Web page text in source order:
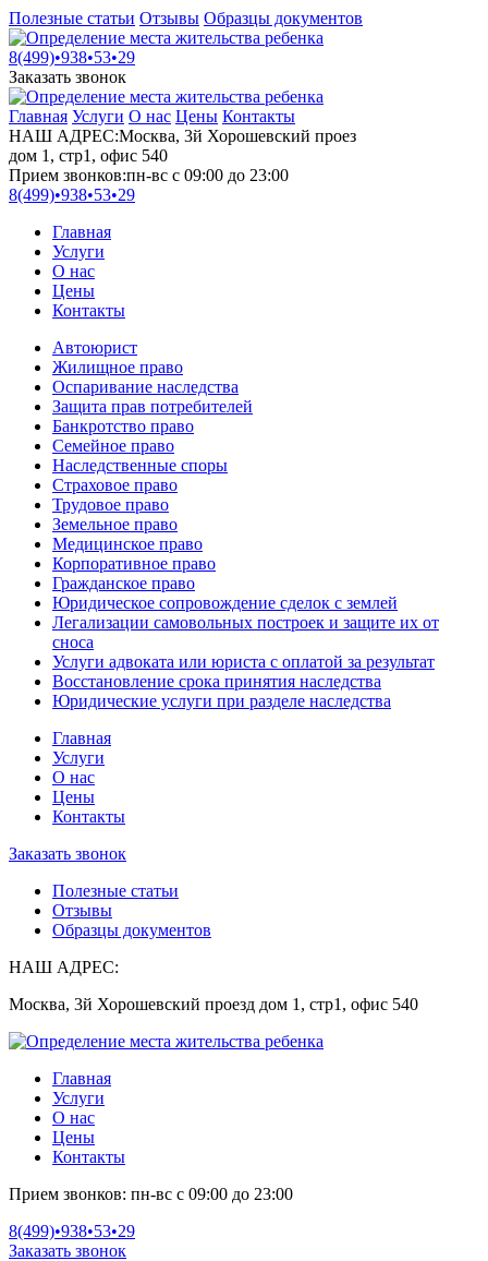
Полезные статьи Отзывы Образцы документов
8(499)•938•53•29
Заказать звонок
Главная Услуги О нас Цены Контакты
НАШ АДРЕС:Москва, 3й Хорошевский проез
дом 1, стр1, офис 540
Прием звонков:пн-вс с 09:00 до 23:00
8(499)•938•53•29
Главная
Услуги
О нас
Цены
Контакты
Автоюрист
Жилищное право
Оспаривание наследства
Защита прав потребителей
Банкротство право
Семейное право
Наследственные споры
Страховое право
Трудовое право
Земельное право
Медицинское право
Корпоративное право
Гражданское право
Юридическое сопровождение сделок с землей
Легализации самовольных построек и защите их от
сноса
Услуги адвоката или юриста с оплатой за результат
Восстановление срока принятия наследства
Юридические услуги при разделе наследства
Главная
Услуги
О нас
Цены
Контакты
Заказать звонок
Полезные статьи
Отзывы
Образцы документов
НАШ АДРЕС:
Москва, 3й Хорошевский проезд дом 1, стр1, офис 540
Главная
Услуги
О нас
Цены
Контакты
Прием звонков: пн-вс с 09:00 до 23:00
8(499)•938•53•29
Заказать звонок